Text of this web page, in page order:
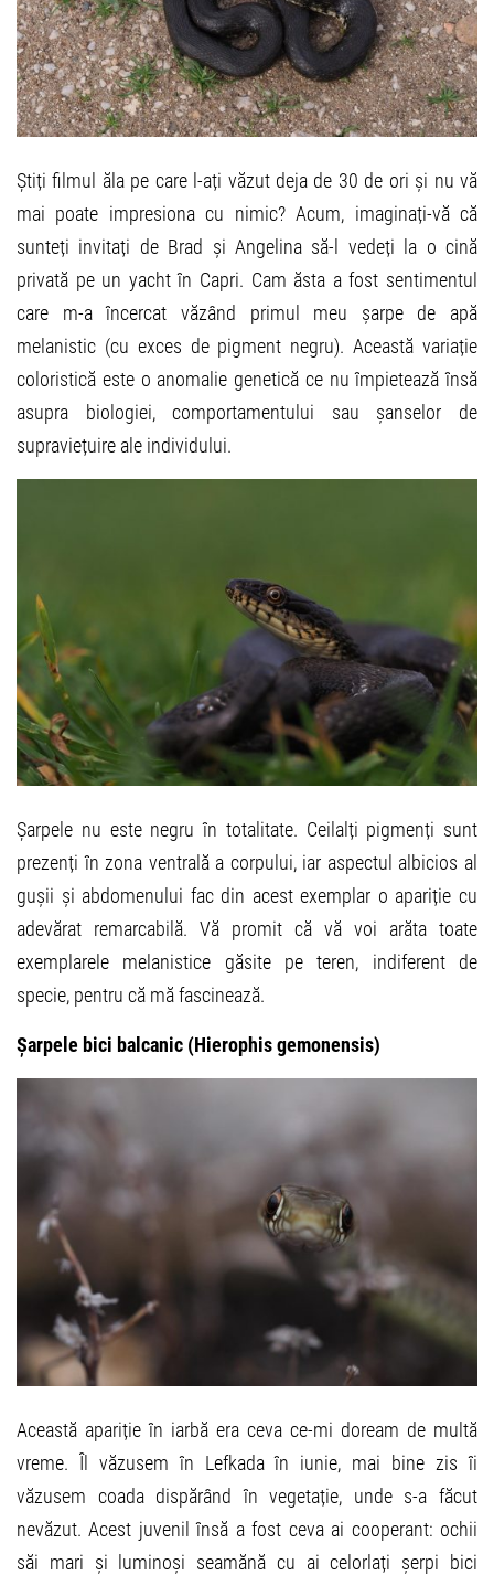
Știți filmul ăla pe care l-ați văzut deja de 30 de ori și nu vă
mai poate impresiona cu nimic? Acum, imaginați-vă că
sunteți invitați de Brad și Angelina să-l vedeți la o cină
privată pe un yacht în Capri. Cam ăsta a fost sentimentul
care m-a încercat văzând primul meu șarpe de apă
melanistic (cu exces de pigment negru). Această variație
coloristică este o anomalie genetică ce nu împietează însă
asupra biologiei, comportamentului sau șanselor de
supraviețuire ale individului.
Șarpele nu este negru în totalitate. Ceilalți pigmenți sunt
prezenți în zona ventrală a corpului, iar aspectul albicios al
gușii și abdomenului fac din acest exemplar o apariție cu
adevărat remarcabilă. Vă promit că vă voi arăta toate
exemplarele melanistice găsite pe teren, indiferent de
specie, pentru că mă fascinează.
Șarpele bici balcanic (Hierophis gemonensis)
Această apariție în iarbă era ceva ce-mi doream de multă
vreme. Îl văzusem în Lefkada în iunie, mai bine zis îi
văzusem coada dispărând în vegetație, unde s-a făcut
nevăzut. Acest juvenil însă a fost ceva ai cooperant: ochii
săi mari și luminoși seamănă cu ai celorlați șerpi bici